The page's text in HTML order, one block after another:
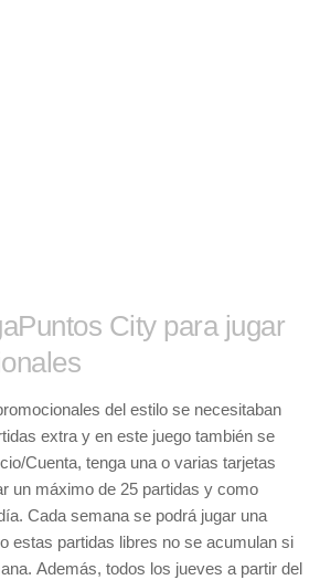
City para jugar
del estilo se necesitaban
extra y en este juego también se
Cuenta, tenga una o varias tarjetas
un máximo de 25 partidas y como
Cada semana se podrá jugar una
estas partidas libres no se acumulan si
Además, todos los jueves a partir del